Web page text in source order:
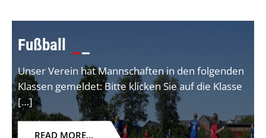
Fußball
Unser Verein hat Mannschaften in den folgenden
Klassen gemeldet: Bitte klicken Sie auf die Klasse
[…]
READ MORE...